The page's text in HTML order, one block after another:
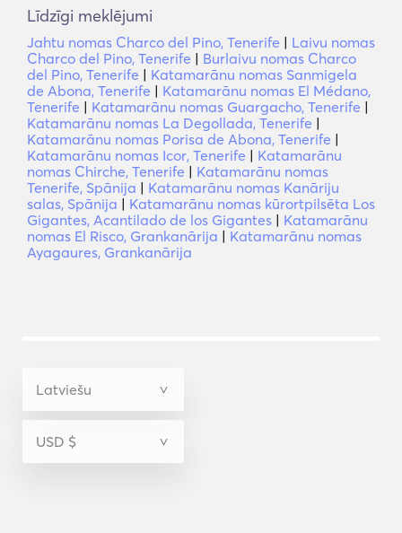
Līdzīgi meklējumi
Jahtu nomas Charco del Pino, Tenerife | Laivu nomas
Charco del Pino, Tenerife | Burlaivu nomas Charco
del Pino, Tenerife | Katamarānu nomas Sanmigela
de Abona, Tenerife | Katamarānu nomas El Médano,
Tenerife | Katamarānu nomas Guargacho, Tenerife |
Katamarānu nomas La Degollada, Tenerife |
Katamarānu nomas Porisa de Abona, Tenerife |
Katamarānu nomas Icor, Tenerife | Katamarānu
nomas Chirche, Tenerife | Katamarānu nomas
Tenerife, Spānija | Katamarānu nomas Kanāriju
salas, Spānija | Katamarānu nomas kūrortpilsēta Los
Gigantes, Acantilado de los Gigantes | Katamarānu
nomas El Risco, Grankanārija | Katamarānu nomas
Ayagaures, Grankanārija